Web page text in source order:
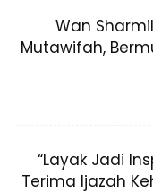
Bagaimana
Sudah pasti ada
JAKIM.
Wan
Mutawifah,
“Layak Jadi
Terima Ijazah